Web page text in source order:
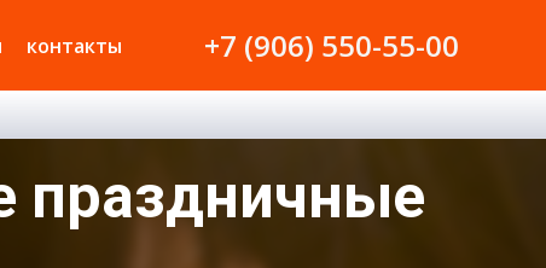
контакты +7 (906) 550-55-00
праздничные